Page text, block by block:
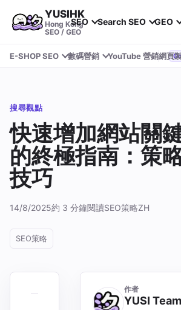
YUSIHK
Hong Kong
SEO / GEO
SEO Search SEO GEO
E-SHOP SEO 數碼營銷 YouTube 營銷網頁
搜尋觀點
快速增加網站關
的終極指南：策
技巧
14/8/2025約 3 分鐘閱讀SEO策略ZH
SEO策略
作者
YUSI Team